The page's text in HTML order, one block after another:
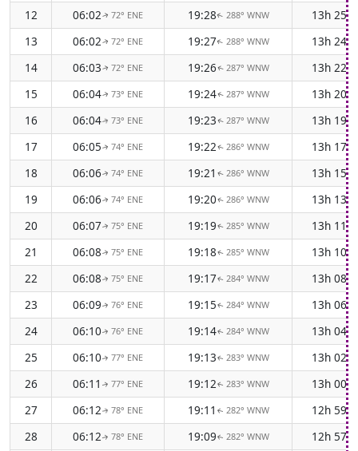
12
06:02↑72° ENE 19:28↑ 288° WNW
13h 25m
13
06:02↑72° ENE 19:27↑ 288° WNW
13h 24m
14
06:03↑72° ENE 19:26↑ 287° WNW
13h 22m
15
06:04↑73° ENE 19:24↑ 287° WNW
13h 20m
16
06:04↑73° ENE 19:23↑ 287° WNW
13h 19m
17
06:05↑ 74° ENE 19:22↑ 286° WNW
13h 17m
18
06:06↑ 74° ENE 19:21 ↑ 286° WNW
13h 15m
19
06:06↑ 74° ENE 19:20↑ 286° WNW
13h 13m
20
06:07↑ 75° ENE 19:19↑ 285° WNW
13h 11m
21
06:08↑ 75° ENE 19:18↑ 285° WNW
13h 10m
22
06:08↑ 75° ENE 19:17↑ 284° WNW
13h 08m
23
06:09↑ 76° ENE 19:15↑ 284° WNW
13h 06m
24
06:10↑ 76° ENE 19:14↑ 284° WNW
13h 04m
25
06:10↑ 77° ENE 19:13↑ 283° WNW
13h 02m
26
06:11 ↑ 77° ENE 19:12↑ 283° WNW
13h 00m
27
06:12↑ 78° ENE 19:11 ↑ 282° WNW
12h 59m
28
06:12↑ 78° ENE 19:09↑ 282° WNW 12h 57m